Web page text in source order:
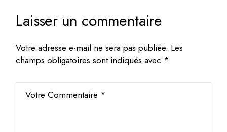
Laisser un commentaire
Votre adresse e-mail ne sera pas publiée. Les
champs obligatoires sont indiqués avec *